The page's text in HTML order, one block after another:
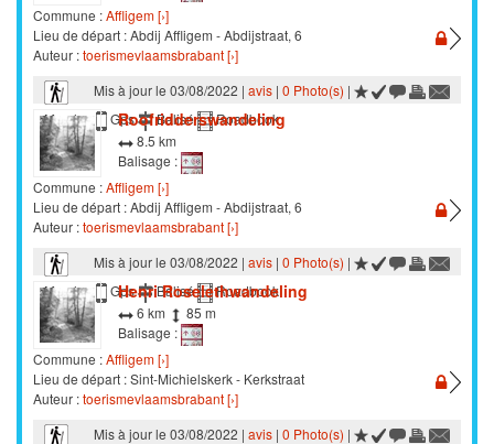
Commune :Affligem [›]
Lieu de départ : Abdij Affligem - Abdijstraat, 6
Auteur :toerismevlaamsbrabant [›]
Mis à jour le 03/08/2022 | avis| 0 Photo(s) |
Marche
Gps Balisé Roadbook
Roofridderswandeling
8.5 km
Balisage :
Commune :Affligem [›]
Lieu de départ : Abdij Affligem - Abdijstraat, 6
Auteur :toerismevlaamsbrabant [›]
Mis à jour le 03/08/2022 | avis| 0 Photo(s) |
Marche
Gps Balisé Roadbook
Henri Roselethwandeling
6 km
85 m
Balisage :
Commune :Affligem [›]
Lieu de départ : Sint-Michielskerk - Kerkstraat
Auteur :toerismevlaamsbrabant [›]
Mis à jour le 03/08/2022 | avis| 0 Photo(s) |